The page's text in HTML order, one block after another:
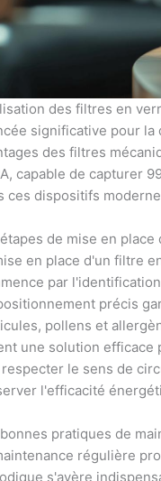
des filtres en
significative pour
des filtres
capable de capturer
ces dispositifs
de mise en place
en place d'un filtre
par
précis
pollens et
une solution efficace
le sens de
l'efficacité
pratiques de
régulière
s'avère